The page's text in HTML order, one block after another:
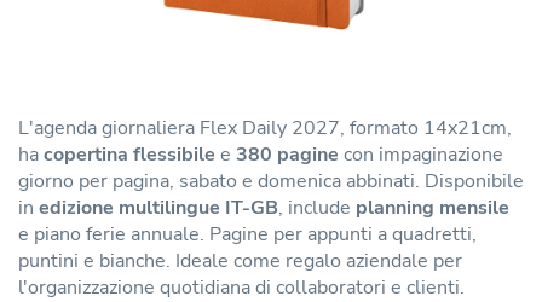
L'agenda giornaliera Flex Daily 2027, formato 14x21cm,
hacopertina flessibile e 380 pagine con impaginazione
giorno per pagina, sabato e domenica abbinati. Disponibile
in edizione multilingue IT-GB, include planning mensile
e piano ferie annuale. Pagine per appunti a quadretti,
puntini e bianche. Ideale come regalo aziendale per
l'organizzazione quotidiana di collaboratori e clienti.